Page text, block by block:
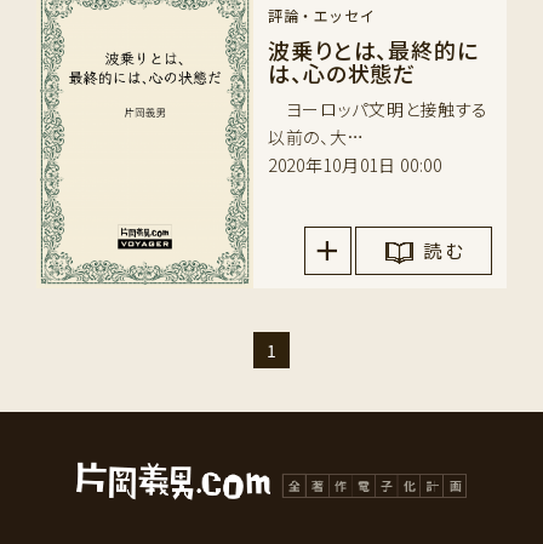
評論・エッセイ
波乗りとは、最終的に
は、心の状態だ
ヨーロッパ文明と接触する
以前の、大…
2020年10月01日 00:00
読 む
1